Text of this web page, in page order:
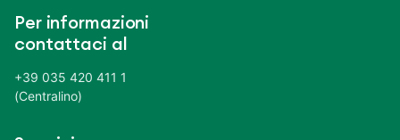
Per informazioni
contattaci al
+39 035 420 411 1
(Centralino)